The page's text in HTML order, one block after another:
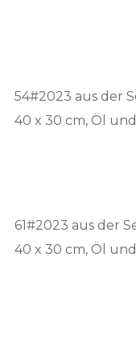
54#2023 aus der
40 x 30 cm, Öl
61#2023 aus der
40 x 30 cm, Öl